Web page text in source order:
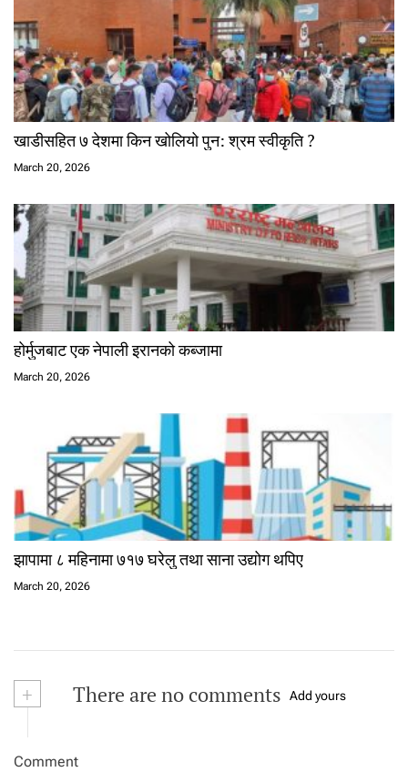
खाडीसहित ७ देशमा किन खोलियो पुन: श्रम स्वीकृति ?
March 20, 2026
होर्मुजबाट एक नेपाली इरानको कब्जामा
March 20, 2026
झापामा ८ महिनामा ७१७ घरेलु तथा साना उद्योग थपिए
March 20, 2026
+ There are no comments Add yours
Comment